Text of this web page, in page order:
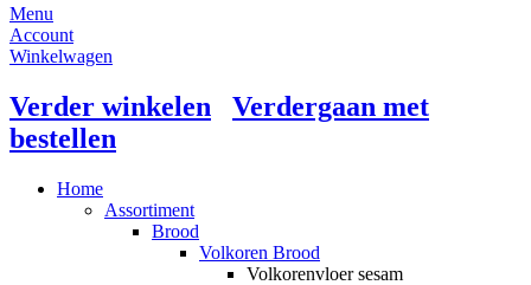
Menu
Account
Winkelwagen
Verder winkelen
Verdergaan met
bestellen
Home
Assortiment
Brood
Volkoren Brood
Volkorenvloer sesam